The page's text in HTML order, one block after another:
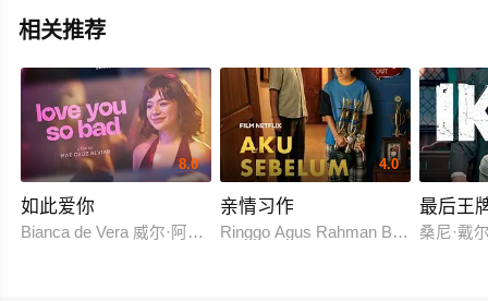
相关推荐
8.0
如此爱你
Bianca de Vera 威尔·阿什利·德莱昂
4.0
亲情习作
Ringgo Agus Rahman Bima Sena
最后王
桑尼·戴